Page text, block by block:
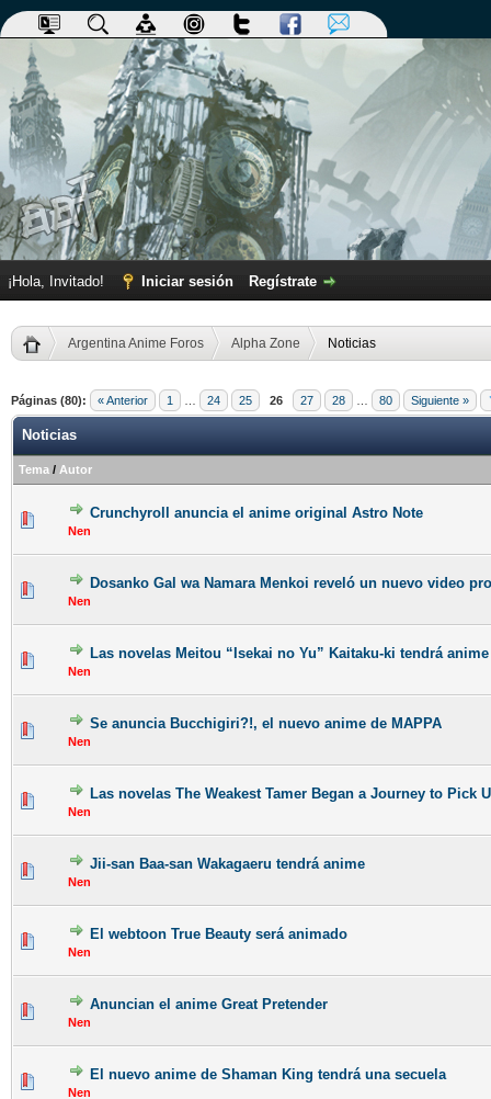
¡Hola, Invitado! Iniciar sesión Regístrate
Argentina Anime Foros Alpha Zone Noticias
Páginas (80): « Anterior 1 24 25 26 27 28 80 Siguiente »
Noticias
Tema / Autor
Crunchyroll anuncia el anime original Astro Note
Nen
Dosanko Gal wa Namara Menkoi reveló un nuevo video
Nen
Las novelas Meitou “Isekai no Yu” Kaitaku-ki tendrá anime
Nen
Se anuncia Bucchigiri?!, el nuevo anime de MAPPA
Nen
Las novelas The Weakest Tamer Began a Journey to Pick
Nen
Jii-san Baa-san Wakagaeru tendrá anime
Nen
El webtoon True Beauty será animado
Nen
Anuncian el anime Great Pretender
Nen
El nuevo anime de Shaman King tendrá una secuela
Nen